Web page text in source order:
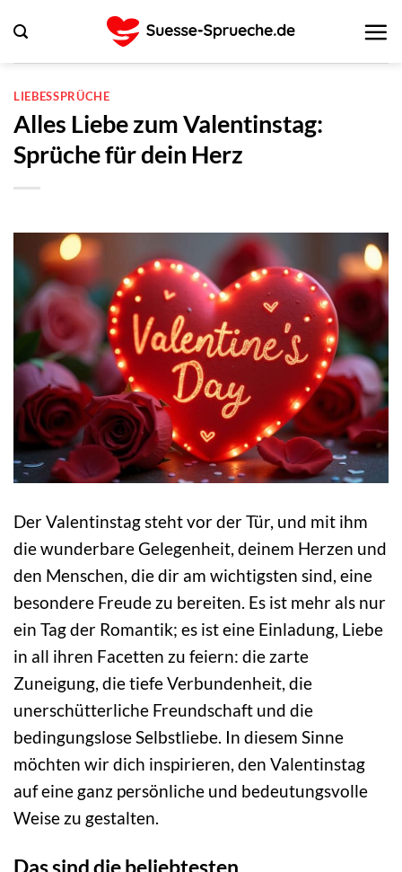
Inhalt
springen
LIEBESSPRÜCHE
Alles Liebe zum Valentinstag:
Sprüche für dein Herz
Der Valentinstag steht vor der Tür, und mit ihm
die wunderbare Gelegenheit, deinem Herzen und
den Menschen, die dir am wichtigsten sind, eine
besondere Freude zu bereiten. Es ist mehr als nur
ein Tag der Romantik; es ist eine Einladung, Liebe
in all ihren Facetten zu feiern: die zarte
Zuneigung, die tiefe Verbundenheit, die
unerschütterliche Freundschaft und die
bedingungslose Selbstliebe. In diesem Sinne
möchten wir dich inspirieren, den Valentinstag
auf eine ganz persönliche und bedeutungsvolle
Weise zu gestalten.
Das sind die beliebtesten